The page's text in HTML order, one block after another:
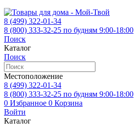
8 (499) 322-01-34
8 (800) 333-32-25 по будням 9:00-18:00
Поиск
Каталог
Поиск
Местоположение
8 (499) 322-01-34
8 (800) 333-32-25 по будням 9:00-18:00
0 Избранное 0 Корзина
Войти
Каталог